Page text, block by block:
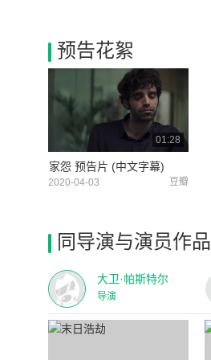
预告花絮
01:28
家怨 预告片 (中文字幕)
2020-04-03 豆瓣
同导演与演员作品
大卫·帕斯特尔
导演